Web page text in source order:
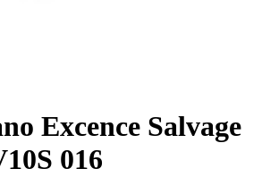
Excence Salvage
016